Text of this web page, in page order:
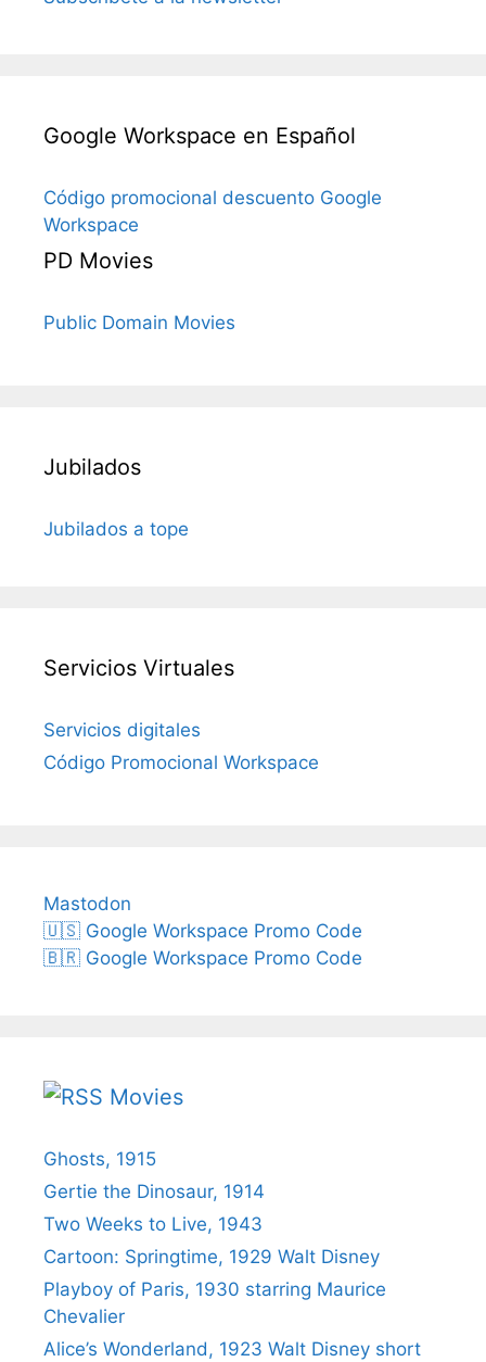
Google Workspace en Español
Código promocional descuento Google
Workspace
PD Movies
Public Domain Movies
Jubilados
Jubilados a tope
Servicios Virtuales
Servicios digitales
Código Promocional Workspace
Mastodon
🇺🇸 Google Workspace Promo Code
🇧🇷 Google Workspace Promo Code
Movies
Ghosts, 1915
Gertie the Dinosaur, 1914
Two Weeks to Live, 1943
Cartoon: Springtime, 1929 Walt Disney
Playboy of Paris, 1930 starring Maurice
Chevalier
Alice’s Wonderland, 1923 Walt Disney short